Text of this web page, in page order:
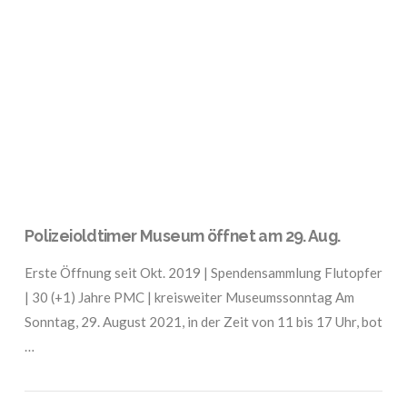
Polizeioldtimer Museum öffnet am 29. Aug.
Erste Öffnung seit Okt. 2019 | Spendensammlung Flutopfer
| 30 (+1) Jahre PMC | kreisweiter Museumssonntag Am
Sonntag, 29. August 2021, in der Zeit von 11 bis 17 Uhr, bot
…